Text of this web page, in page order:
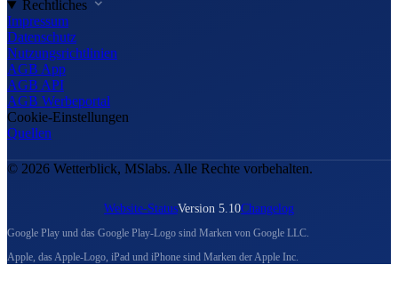
Rechtliches
Impressum
Datenschutz
Nutzungsrichtlinien
AGB App
AGB API
AGB Werbeportal
Cookie-Einstellungen
Quellen
© 2026 Wetterblick, MSlabs. Alle Rechte vorbehalten.
Website-StatusVersion 5.10Changelog
Google Play und das Google Play-Logo sind Marken von Google LLC.
Apple, das Apple-Logo, iPad und iPhone sind Marken der Apple Inc.